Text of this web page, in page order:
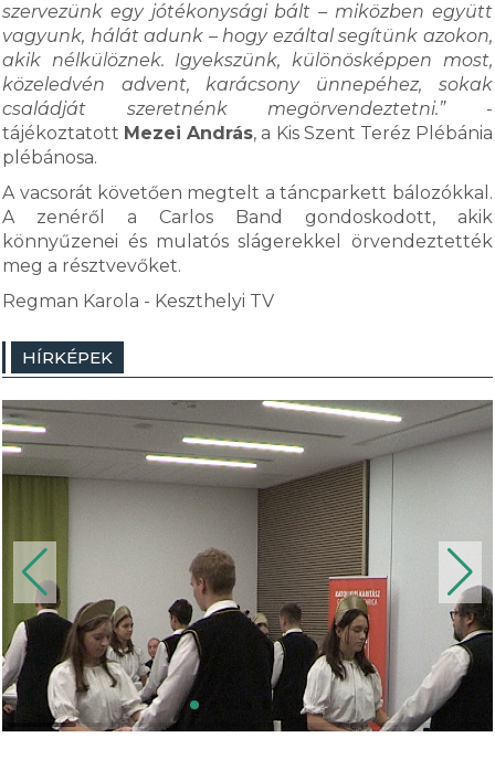
szervezünk egy jótékonysági bált – miközben együtt
vagyunk, hálát adunk – hogy ezáltal segítünk azokon,
akik nélkülöznek. Igyekszünk, különösképpen most,
közeledvén advent, karácsony ünnepéhez, sokak
családját szeretnénk megörvendeztetni.”-
tájékoztatott Mezei András, a Kis Szent Teréz Plébánia
plébánosa.
A vacsorát követően megtelt a táncparkett bálozókkal.
A zenéről a Carlos Band gondoskodott, akik
könnyűzenei és mulatós slágerekkel örvendeztették
meg a résztvevőket.
Regman Karola - Keszthelyi TV
HÍRKÉPEK